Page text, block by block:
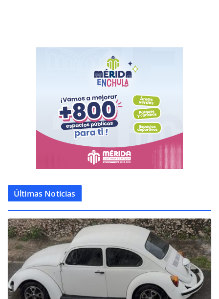
Últimas Noticias